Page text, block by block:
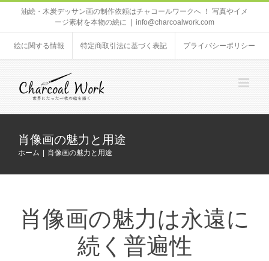
content
油絵・木炭デッサン画の制作依頼はチャコールワークへ ！ 写真やイメ
ージ素材を本物の絵に
info@charcoalwork.com
絵に関する情報 特定商取引法に基づく表記 プライバシーポリシー
肖像画の魅力と用途
ホーム 肖像画の魅力と用途
肖像画の魅力は永遠に
続く普遍性